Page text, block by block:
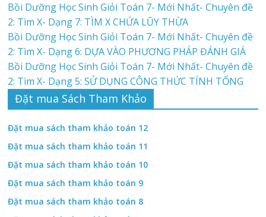
Bồi Dưỡng Học Sinh Giỏi Toán 7- Mới Nhất- Chuyên đề
2: Tìm X- Dạng 7: TÌM X CHỨA LŨY THỪA
Bồi Dưỡng Học Sinh Giỏi Toán 7- Mới Nhất- Chuyên đề
2: Tìm X- Dạng 6: DỰA VÀO PHƯƠNG PHÁP ĐÁNH GIÁ
Bồi Dưỡng Học Sinh Giỏi Toán 7- Mới Nhất- Chuyên đề
2: Tìm X- Dạng 5: SỬ DỤNG CÔNG THỨC TÍNH TỔNG
Đặt mua Sách Tham Khảo
Đặt mua sách tham khảo toán 12
Đặt mua sách tham khảo toán 11
Đặt mua sách tham khảo toán 10
Đặt mua sách tham khảo toán 9
Đặt mua sách tham khảo toán 8